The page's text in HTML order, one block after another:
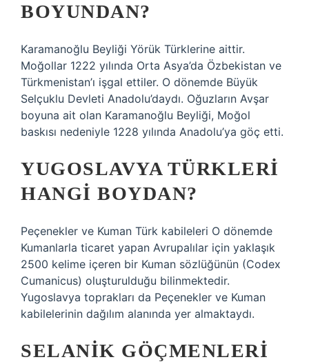
BOYUNDAN?
Karamanoğlu Beyliği Yörük Türklerine aittir.
Moğollar 1222 yılında Orta Asya’da Özbekistan ve
Türkmenistan’ı işgal ettiler. O dönemde Büyük
Selçuklu Devleti Anadolu’daydı. Oğuzların Avşar
boyuna ait olan Karamanoğlu Beyliği, Moğol
baskısı nedeniyle 1228 yılında Anadolu’ya göç etti.
YUGOSLAVYA TÜRKLERI
HANGI BOYDAN?
Peçenekler ve Kuman Türk kabileleri O dönemde
Kumanlarla ticaret yapan Avrupalılar için yaklaşık
2500 kelime içeren bir Kuman sözlüğünün (Codex
Cumanicus) oluşturulduğu bilinmektedir.
Yugoslavya toprakları da Peçenekler ve Kuman
kabilelerinin dağılım alanında yer almaktaydı.
SELANIK GÖÇMENLERI